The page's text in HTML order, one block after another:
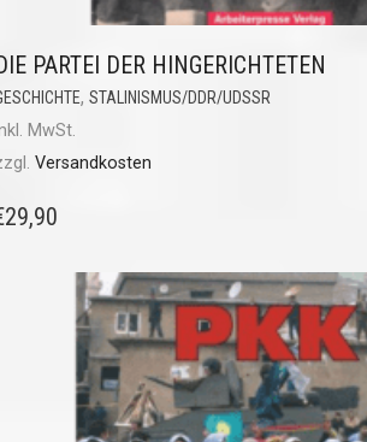
PARTEI DER HINGERICHTETEN
, STALINISMUS/DDR/UDSSR
MwSt.
Versandkosten
29,90